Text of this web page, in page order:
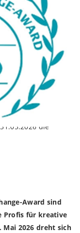
Award sind
Profis für kreative
Mai 2026 dreht sich